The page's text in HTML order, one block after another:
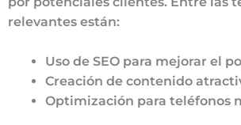
relevantes están:
Uso de SEO para mejorar el
Creación de contenido
Optimización para teléfonos